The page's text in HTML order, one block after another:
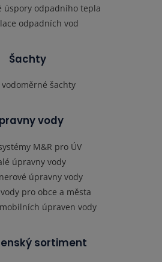
úspory odpadního tepla
odpadních vod
Šachty
šachty
vody
M&R pro ÚV
úpravny vody
úpravny vody
pro obce a města
úpraven vody
sortiment